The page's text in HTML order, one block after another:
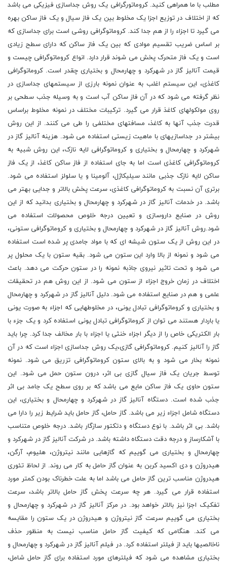
مطلب با ما همراهی کنید. کروماتورگرافی یک روش جداسازی فیزیکی می باشد
که از اختلاف در توزیع اجزا یک مخلوط بین یک فاز سیال و یک فاز ساکن بهره
می گیرد تا اجزاء را از هم جدا کند. کروماتوگرافی روشی است برای جداسازی که
بر اساس ضریب تقسیم موادی که بین یک فاز ساکن که دارای سطح زیادی
است و یک فاز متحرک پخش می شوند قرار دارد. انواع کروماتوگرافی چیست و
قیمت آنالیز گاز در شهرکرد و چهارمحال و بختیاری چقدر است. کروماتوگرافی
کاغذی، این سیستم اغلب به عنوان نمونه بارزی از سیستمهای جداسازی در
نظر گرفته می شود که در آن فاز ساکن آب است و به وسیله جذب سطحی بر
روی مولکولهای کاغذ قرار می گیرد. ترکیبات مختلف در نمونه مخلوط براساس
قدرت جذب آنها به کاغذ، مسافتهای مختلفی را طی می کنند. از این روش
بیشتر در جداسازیهای با ماهیت زیستی استفاده می شود. هزینه آنالیز گاز در
شهرکرد و چهارمحال و بختیاری و کروماتوگرافی لایه نازک، این روش شبیه به
کروماتوگرافی کاغذی است اما به جای استفاده از فاز ساکن کاغذ، از یک فاز
ساکن لایه نازک جذبی مانند سیلیکاژل، آلومینا و یا سلولز استفاده می شود.
برتری آن نسبت به کروماتوگرافی کاغذی، سرعت پخش بالاتر و جدایی بهتر می
باشد. در خدمات آنالیز گاز در شهرکرد و چهارمحال و بختیاری بدانید که از این
روش در صنایع داروسازی و تعیین درجه خلوص محصولات استفاده می
شود.روش آنالیز گاز در شهرکرد و چهارمحال و بختیاری و کروماتوگرافی ستونی،
در این روش از یک ستون شیشه ای که با مواد جامدی پر شده است استفاده
می شود و نمونه از بالا وارد این ستون می شود. بقیه ستون با یک محلول پر
می شود و تحت تاثیر نیروی جاذبه نمونه را در ستون حرکت می دهد. باعث
اختلاف در زمان خروج اجزاء از ستون می شود. از این روش هم در تحقیقات
علمی و هم در صنایع استفاده می شود. دلیل آنالیز گاز در شهرکرد و چهارمحال
و بختیاری و کروماتوگرافی تبادل یونی، در مخلوطهایی که اجزاء به صورت یونی
یا باردار هستند می توان از کروماتوگرافی تبادل یونی استفاده کرد و یک جزء با
بار الکتریکی خاص را از دیگر اجزاء خنثی یا اجزاء با بار مخالف جدا کرد. چرا باید
گاز را آنالیز کنیم. کروماتوگرافی گازی،یک روش جداسازی اجزاء است که در آن
نمونه بخار می شود و به بالای ستون کروماتوگرافی تزریق می شود. نمونه
توسط جریان یک فاز سیال گازی بی اثر، درون ستون حمل می شود. این
ستون حاوی یک فاز ساکن مایع می باشد که بر روی سطح یک جامد بی اثر
جذب شده است. دستگاه آنالیز گاز در شهرکرد و چهارمحال و بختیاری، این
دستگاه شامل اجزاء زیر می باشد. گاز حامل، گاز حامل باید شرایط زیر را دارا می
باشد. بی اثر باشد. با نوع دستگاه و دتکتور سازگار باشد. درجه خلوص متناسب
با آشکارساز و درجه دقت دستگاه داشته باشد. در شرکت آنالیز گاز در شهرکرد و
چهارمحال و بختیاری می گوییم که گازهایی مانند نیتروژن، هلیوم، آرگن،
هیدروژن و دی اکسید کربن به عنوان گاز حامل به کار می روند. از لحاظ تئوری
هیدروژن مناسب ترین گاز حامل می باشد اما به علت خطرناک بودن کمتر مورد
استفاده قرار می گیرد. هر چه سرعت پخش گاز حامل بالاتر باشد، سرعت
تفکیک اجزا نیز بالاتر خواهد بود. در مرکز آنالیز گاز در شهرکرد و چهارمحال و
بختیاری می گوییم سرعت گاز نیتروژن و هیدروژن در یک ستون را مقایسه
می کند. هنگامی که کیفیت گاز حامل مناسب نیست به منظور حذف
ناخالصیها باید از فیلتر استفاده کرد. در فیلم آنالیز گاز در شهرکرد و چهارمحال و
بختیاری مشاهده می شود که فیلترهای مورد استفاده برای گاز حامل شامل،